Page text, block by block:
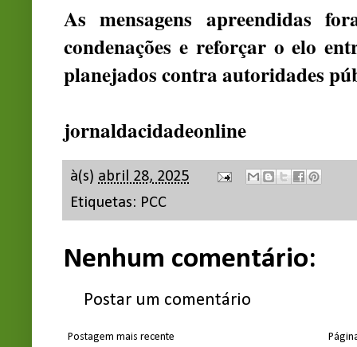
As mensagens apreendidas
condenações e reforçar o elo
planejados contra autoridades
jornaldacidadeonline
à(s) abril 28, 2025
Etiquetas: PCC
Nenhum comentário:
Postar um comentário
Postagem mais recente